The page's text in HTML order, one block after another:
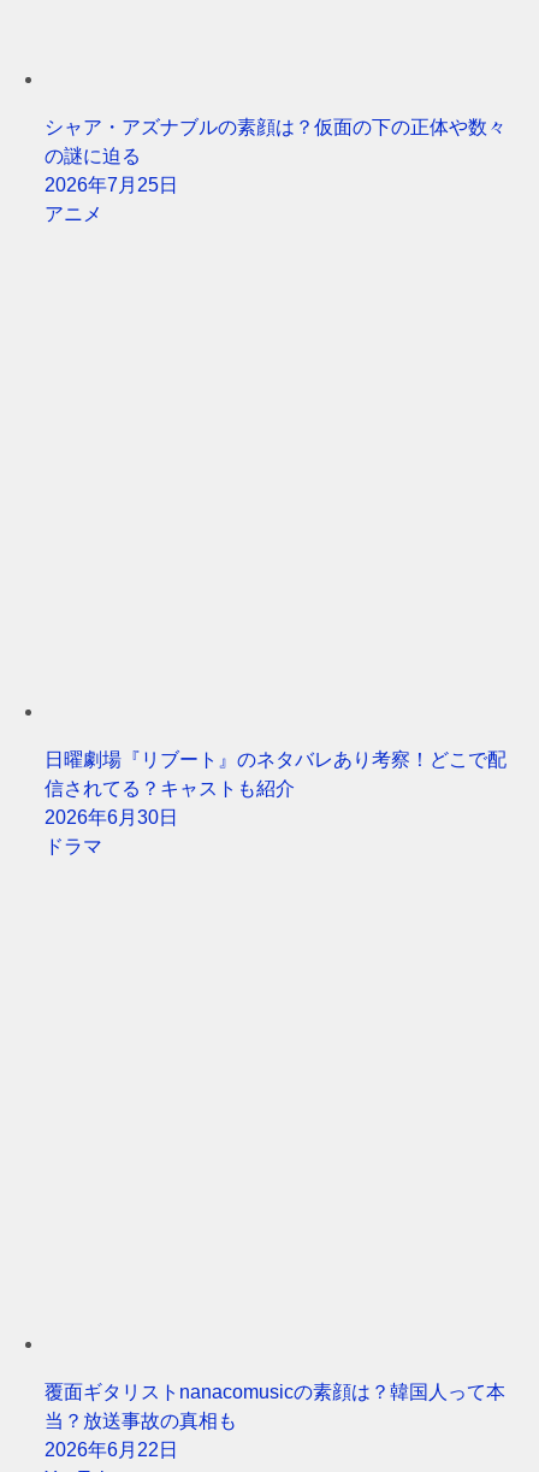
シャア・アズナブルの素顔は？仮面の下の正体や数々
の謎に迫る
2026年7月25日
アニメ
日曜劇場『リブート』のネタバレあり考察！どこで配
信されてる？キャストも紹介
2026年6月30日
ドラマ
覆面ギタリストnanacomusicの素顔は？韓国人って本
当？放送事故の真相も
2026年6月22日